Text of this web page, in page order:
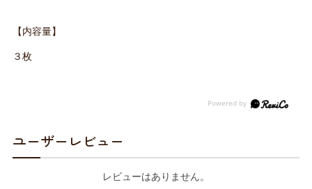
【内容量】
３枚
ユーザーレビュー
レビューはありません。